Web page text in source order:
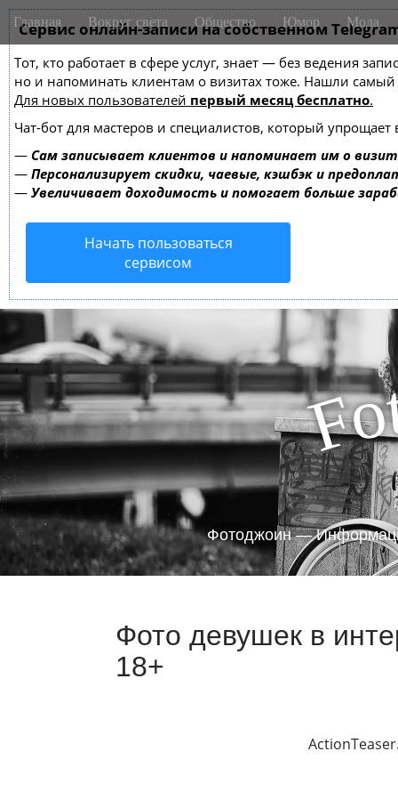
Сервис онлайн-записи на собственном
Тот, кто работает в сфере услуг, знает — без ведения
но и напоминать клиентам о визитах тоже. Нашли
Для новых пользователей первый месяц бесплатно.
Чат-бот для мастеров и специалистов, который упрощает
— Сам записывает клиентов и напоминает им о
— Персонализирует скидки, чаевые, кэшбэк и
— Увеличивает доходимость и помогает больше
Начать пользоваться
сервисом
M
a
n
m
e
n
u
i
Главная Вокруг света Общество Юмор Мода
Fo
Фотоджоин —
Фото девушек в
18+